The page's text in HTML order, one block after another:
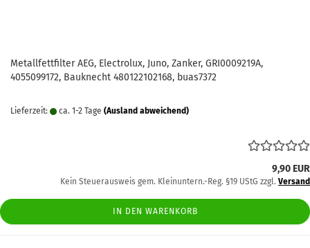
Metallfettfilter AEG, Electrolux, Juno, Zanker, GRI0009219A,
4055099172, Bauknecht 480122102168, buas7372
Lieferzeit: ca. 1-2 Tage (Ausland abweichend)
9,90 EUR
Kein Steuerausweis gem. Kleinuntern.-Reg. §19 UStG zzgl. Versand
IN DEN WARENKORB